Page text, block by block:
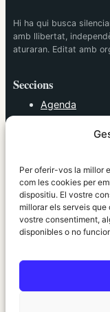
Per oferir-vos la millor
com les cookies per
dispositiu. El vostre
millorar els serveis
vostre consentiment,
disponibles o no
Hi ha qui busca
amb llibertat,
aturaran. Editat amb
Seccions
Agenda
Política
Societat
Tendències
elRidaura.com